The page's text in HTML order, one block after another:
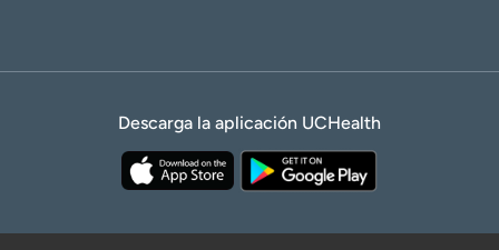
Descarga la aplicación UCHealth